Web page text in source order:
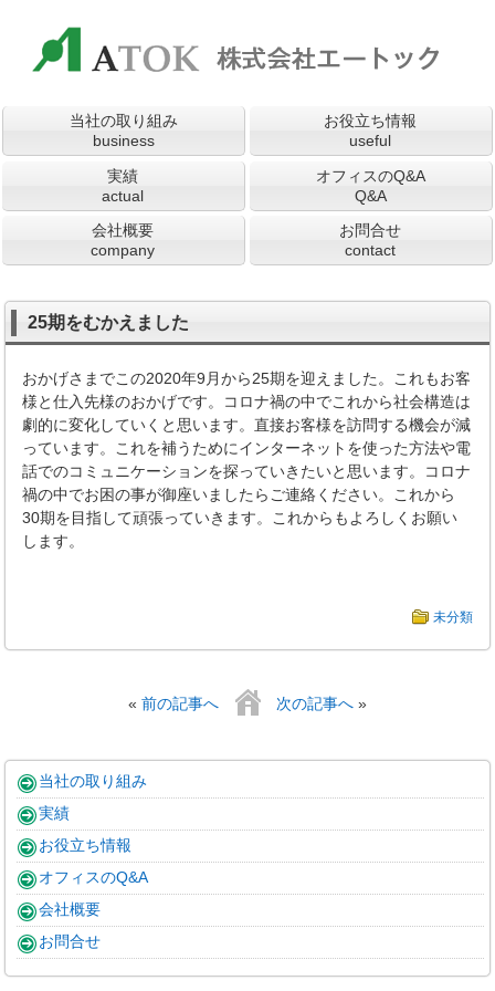
当社の取り組み
business
お役立ち情報
useful
実績
actual
オフィスのQ&A
Q&A
会社概要
company
お問合せ
contact
25期をむかえました
おかげさまでこの2020年9月から25期を迎えました。これもお客
様と仕入先様のおかげです。コロナ禍の中でこれから社会構造は
劇的に変化していくと思います。直接お客様を訪問する機会が減
っています。これを補うためにインターネットを使った方法や電
話でのコミュニケーションを探っていきたいと思います。コロナ
禍の中でお困の事が御座いましたらご連絡ください。これから
30期を目指して頑張っていきます。これからもよろしくお願い
します。
未分類
« 前の記事へ 次の記事へ »
当社の取り組み
実績
お役立ち情報
オフィスのQ&A
会社概要
お問合せ